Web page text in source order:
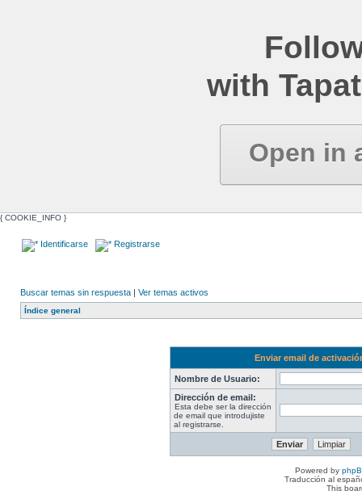
with
Open in
{ COOKIE_INFO }
Identificarse Registrarse
Buscar temas sin respuesta | Ver temas activos
Índice general
Enviar email de
Nombre de Usuario:
Dirección de email:
Esta debe ser la dirección
de email que introdujiste
al registrarse.
Powered by
Traducción al
This